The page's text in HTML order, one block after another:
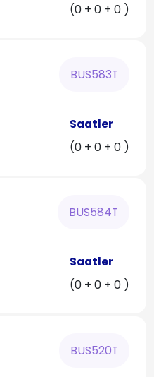
(0 + 0 + 0 )
BUS583T
Saatler
(0 + 0 + 0 )
BUS584T
Saatler
(0 + 0 + 0 )
BUS520T